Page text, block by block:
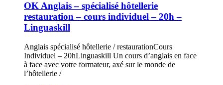
OK Anglais – spécialisé hôtellerie
restauration – cours individuel – 20h –
Linguaskill
Anglais spécialisé hôtellerie / restaurationCours
Individuel – 20hLinguaskill Un cours d’anglais en face
à face avec votre formateur, axé sur le monde de
l’hôtellerie /